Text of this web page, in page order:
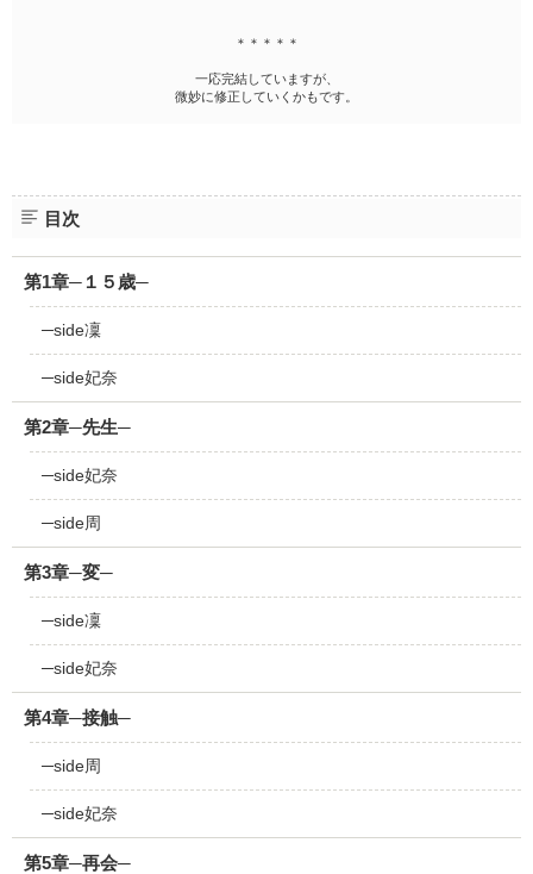
＊＊＊＊＊
一応完結していますが、
微妙に修正していくかもです。
目次
第1章─１５歳─
─side凜
─side妃奈
第2章─先生─
─side妃奈
─side周
第3章─変─
─side凜
─side妃奈
第4章─接触─
─side周
─side妃奈
第5章─再会─